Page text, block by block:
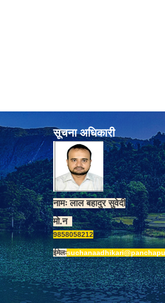
सूचना अधिकारी
नामः लाल बहादुर सुवेदी
मो.न
9858058212
ईमेलः